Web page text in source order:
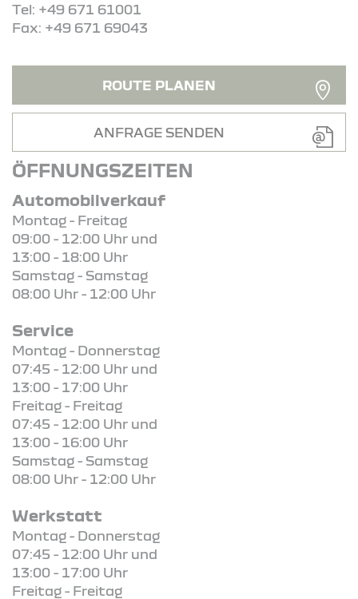
Tel: +49 671 61001
Fax: +49 671 69043
ROUTE PLANEN
ANFRAGE SENDEN
ÖFFNUNGSZEITEN
Automobilverkauf
Montag - Freitag
09:00 - 12:00 Uhr und
13:00 - 18:00 Uhr
Samstag - Samstag
08:00 Uhr - 12:00 Uhr
Service
Montag - Donnerstag
07:45 - 12:00 Uhr und
13:00 - 17:00 Uhr
Freitag - Freitag
07:45 - 12:00 Uhr und
13:00 - 16:00 Uhr
Samstag - Samstag
08:00 Uhr - 12:00 Uhr
Werkstatt
Montag - Donnerstag
07:45 - 12:00 Uhr und
13:00 - 17:00 Uhr
Freitag - Freitag